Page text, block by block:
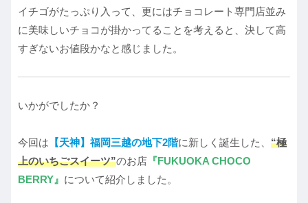
イチゴがたっぷり入って、更にはチョコレート専門店並み
に美味しいチョコが掛かってることを考えると、決して高
すぎないお値段かなと感じました。
いかがでしたか？
今回は 【天神】福岡三越の地下2階に新しく誕生した、 “極
上のいちごスイーツ”のお店 『FUKUOKA CHOCO
BERRY』 について紹介しました。